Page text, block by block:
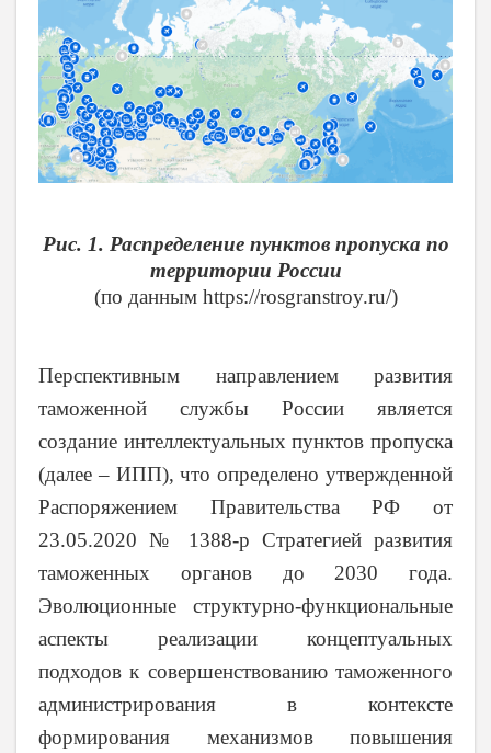
Рис. 1. Распределение пунктов пропуска по
территории России
(по данным https://rosgranstroy.ru/)
Перспективным направлением развития
таможенной службы России является
создание интеллектуальных пунктов пропуска
(далее – ИПП), что определено утвержденной
Распоряжением Правительства РФ от
23.05.2020 № 1388-р Стратегией развития
таможенных органов до 2030 года.
Эволюционные структурно-функциональные
аспекты реализации концептуальных
подходов к совершенствованию таможенного
администрирования в контексте
формирования механизмов повышения